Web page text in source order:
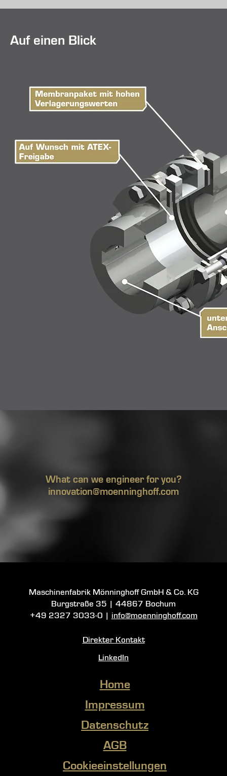
Auf einen Blick
What can we engineer for you?
innovation@moenninghoff.com
Maschinenfabrik Mönninghoff GmbH & Co. KG
Burgstraße 35
44867 Bochum
+49 2327 3033-0
info@moenninghoff.com
Direkter Kontakt
LinkedIn
Home
Impressum
Datenschutz
AGB
Cookieeinstellungen